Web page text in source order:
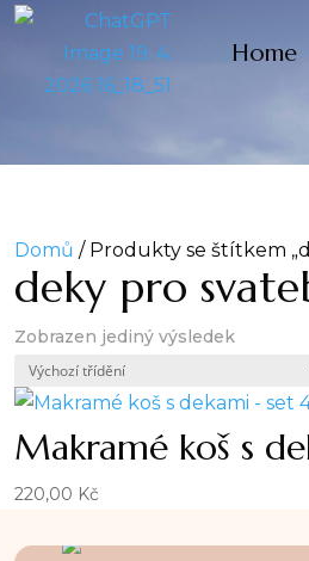
Home
Domů / Produkty se štítkem
deky pro
Zobrazen jediný výsledek
Makramé koš s
220,00 Kč